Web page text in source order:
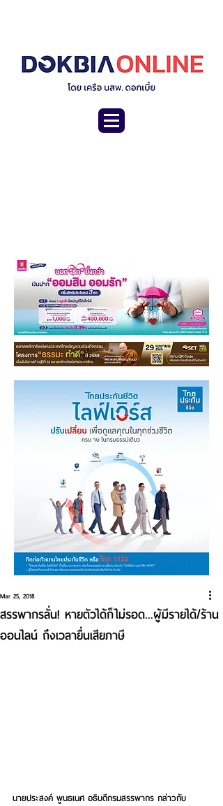
สรรพากรลั่น! หายตัวได้ก็ไม่รอด...ผู้มีรายได้/ร้าน
ออนไลน์ ถึงเวลายื่นเสียภาษี
Mar 25, 2018
นายประสงค์ พูนธเนศ อธิบดีกรมสรรพากร กล่าวกับ